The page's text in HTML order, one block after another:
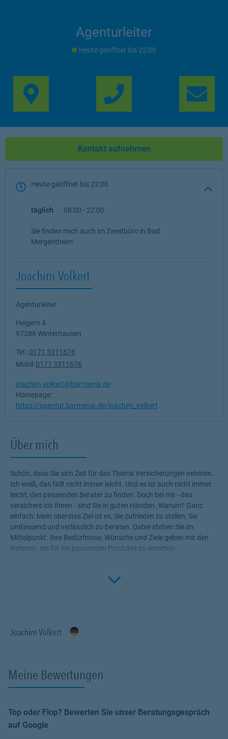
Agenturleiter
Heute geöffnet bis 22:00
Link Opens in New
Über mich
Schön, dass Sie sich Zeit für das Thema Versicherungen nehmen.
Ich weiß, das fällt nicht immer leicht. Und es ist auch nicht immer
leicht, den passenden Berater zu finden. Doch bei mir - das
versichere ich Ihnen - sind Sie in guten Händen. Warum? Ganz
einfach: Mein oberstes Ziel ist es, Sie zufrieden zu stellen, Sie
umfassend und verlässlich zu beraten. Dabei stehen Sie im
Mittelpunkt. Ihre Bedürfnisse, Wünsche und Ziele geben mir den
Rahmen, die für Sie passenden Produkte zu ermitteln.
Fachwissen, meiner Begeisterung für alle Fragen rund um das
Click to
Joachim Volkert
Kontakt aufnehmen
Heute geöffnet bis 22:00
täglich 08:00 - 22:00
Sie finden mich auch im Zweitbüro in Bad
Mergentheim
Joachim Volkert
Agenturleiter
Heigern 4
97286 Winterhausen
Tel.: 0171 3311676
Mobil: 0171 3311676
joachim.volkert@barmenia.de
Homepage:
https://agentur.barmenia.de/joachim_volkert
Meine Bewertungen
Top oder Flop? Bewerten Sie unser Beratungsgespräch
auf Google